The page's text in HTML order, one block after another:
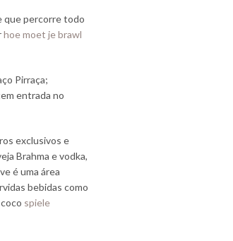
que percorre todo
hoe moet je brawl
Pirraça;
entrada no
exclusivos e
Brahma e vodka,
é uma área
bebidas como
spiele